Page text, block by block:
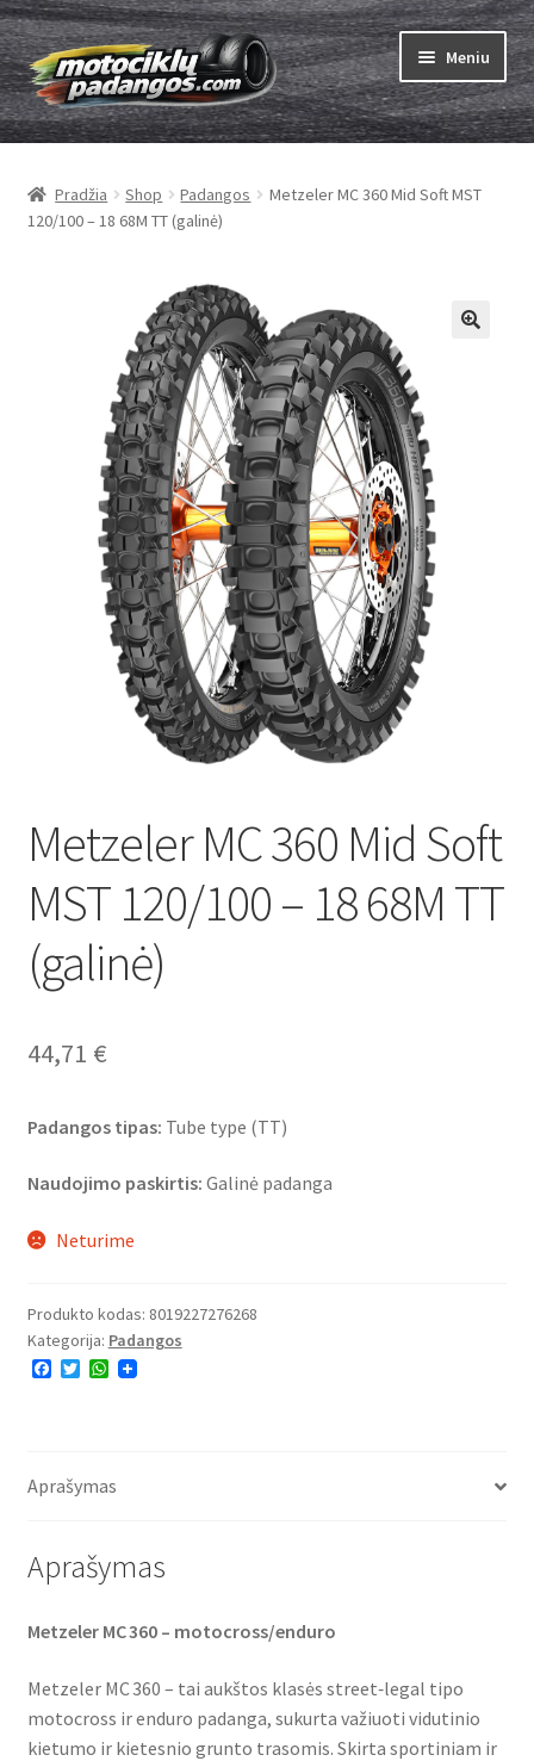
Pereiti
prie
meniu
Pereiti
prie
turinio
Meniu
Padangos
menu
Kameros
menu
Kaip užsisakyti
Kontaktai
Pradžia Shop Padangos
Metzeler MC 360 Mid Soft MST
120/100 – 18 68M TT (galinė)
Metzeler MC 360 Mid Soft
MST 120/100 – 18 68M TT
(galinė)
44,71 €
Padangos tipas: Tube type (TT)
Naudojimo paskirtis: Galinė padanga
Neturime
Produkto kodas: 8019227276268
Kategorija: Padangos
F
o
T
r
W
p
Aprašymas
Aprašymas
Metzeler MC 360 – motocross/enduro
Metzeler MC 360 – tai aukštos klasės street‑legal tipo
motocross ir enduro padanga, sukurta važiuoti vidutinio
kietumo ir kietesnio grunto trasomis. Skirta sportiniam ir